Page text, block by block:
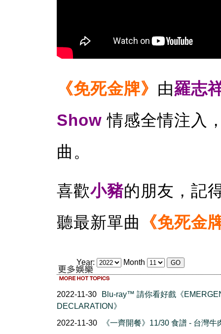
《免死金牌》 由羅志
Show 情感全情注入
曲。
喜歡小豬的朋友，記
聽最新單曲
《免死金
Year: Month
2022-11-30
Blu-ray™ 請你看好戲《
DECLARATION》
2022-11-30
《一齊開餐》11/30 食譜 - 台灣牛